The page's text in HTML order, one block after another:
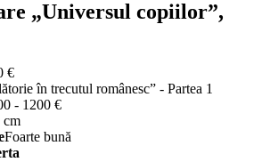
„Universul copiilor”,
€
în trecutul românesc” - Partea 1
- 1200 €
cm
Foarte bună